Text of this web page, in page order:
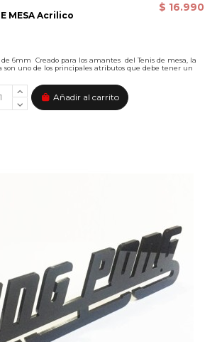
MESA Acrilico
$ 16.990
de 6mm Creado para los amantes del Tenis de mesa, la
son uno de los principales atributos que debe tener un
Añadir al carrito